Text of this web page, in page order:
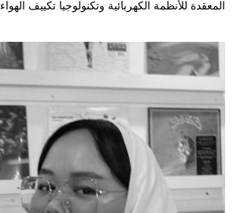
المعقدة للأنظمة الكهربائية وتكنولوجيا تكييف الهواء.